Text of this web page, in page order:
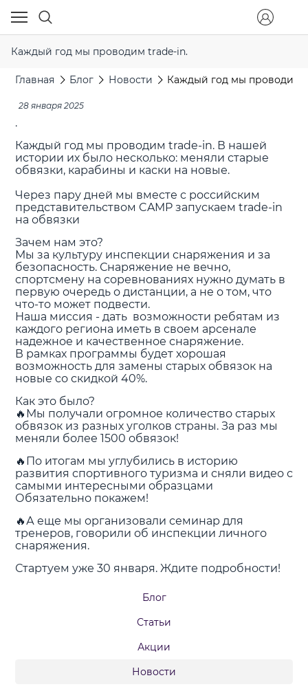
Каждый год мы проводим trade-in.
Главная Блог Новости Каждый год мы проводим
28 января 2025
.
Каждый год мы проводим trade-in. В нашей
истории их было несколько: меняли старые
обвязки, карабины и каски на новые.
Через пару дней мы вместе с российским
представительством CAMP запускаем trade-in
на обвязки
Зачем нам это?
Мы за культуру инспекции снаряжения и за
безопасность. Снаряжение не вечно,
спортсмену на соревнованиях нужно думать в
первую очередь о дистанции, а не о том, что
что-то может подвести.
Наша миссия - дать возможности ребятам из
каждого региона иметь в своем арсенале
надежное и качественное снаряжение.
В рамках программы будет хорошая
возможность для замены старых обвязок на
новые со скидкой 40%.
Как это было?
🔥Мы получали огромное количество старых
обвязок из разных уголков страны. За раз мы
меняли более 1500 обвязок!
🔥По итогам мы углубились в историю
развития спортивного туризма и сняли видео с
самыми интересными образцами
Обязательно покажем!
🔥А еще мы организовали семинар для
тренеров, говорили об инспекции личного
снаряжения.
Стартуем уже 30 января. Ждите подробности!
Блог
Статьи
Акции
Новости